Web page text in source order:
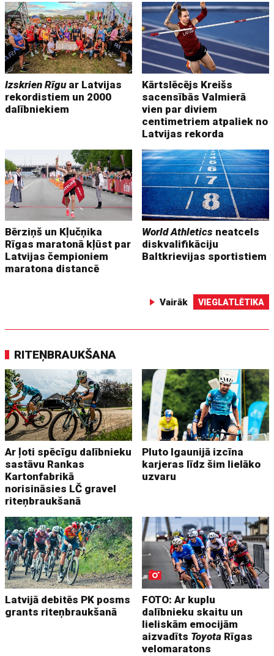
Izskrien Rīguar Latvijas
rekordistiem un 2000
dalībniekiem
Kārtslēcējs Kreišs
sacensībās Valmierā
vien par diviem
centimetriem atpaliek no
Latvijas rekorda
Bērziņš un Kļučņika
Rīgas maratonā kļūst par
Latvijas čempioniem
maratona distancē
World Athletics neatcels
diskvalifikāciju
Baltkrievijas sportistiem
Vairāk VIEGLATLĒTIKA
RITEŅBRAUKŠANA
Ar ļoti spēcīgu dalībnieku
sastāvu Rankas
Kartonfabrikā
norisināsies LČ gravel
riteņbraukšanā
Pluto Igaunijā izcīna
karjeras līdz šim lielāko
uzvaru
Latvijā debitēs PK posms
grants riteņbraukšanā
FOTO: Ar kuplu
dalībnieku skaitu un
lieliskām emocijām
aizvadīts Toyota Rīgas
velomaratons